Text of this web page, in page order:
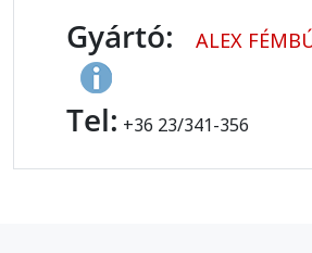
Gyártó: ALEX
Tel: +36 23/341-356